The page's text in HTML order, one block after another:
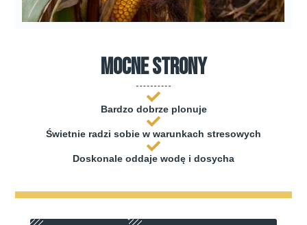
mocne strony
Bardzo dobrze plonuje
Świetnie radzi sobie w warunkach stresowych
Doskonale oddaje wodę i dosycha